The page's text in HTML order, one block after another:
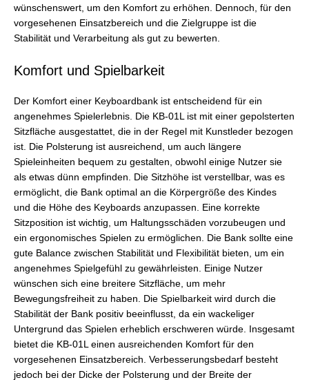
wünschenswert, um den Komfort zu erhöhen. Dennoch, für den
vorgesehenen Einsatzbereich und die Zielgruppe ist die
Stabilität und Verarbeitung als gut zu bewerten.
Komfort und Spielbarkeit
Der Komfort einer Keyboardbank ist entscheidend für ein
angenehmes Spielerlebnis. Die KB-01L ist mit einer gepolsterten
Sitzfläche ausgestattet, die in der Regel mit Kunstleder bezogen
ist. Die Polsterung ist ausreichend, um auch längere
Spieleinheiten bequem zu gestalten, obwohl einige Nutzer sie
als etwas dünn empfinden. Die Sitzhöhe ist verstellbar, was es
ermöglicht, die Bank optimal an die Körpergröße des Kindes
und die Höhe des Keyboards anzupassen. Eine korrekte
Sitzposition ist wichtig, um Haltungsschäden vorzubeugen und
ein ergonomisches Spielen zu ermöglichen. Die Bank sollte eine
gute Balance zwischen Stabilität und Flexibilität bieten, um ein
angenehmes Spielgefühl zu gewährleisten. Einige Nutzer
wünschen sich eine breitere Sitzfläche, um mehr
Bewegungsfreiheit zu haben. Die Spielbarkeit wird durch die
Stabilität der Bank positiv beeinflusst, da ein wackeliger
Untergrund das Spielen erheblich erschweren würde. Insgesamt
bietet die KB-01L einen ausreichenden Komfort für den
vorgesehenen Einsatzbereich. Verbesserungsbedarf besteht
jedoch bei der Dicke der Polsterung und der Breite der